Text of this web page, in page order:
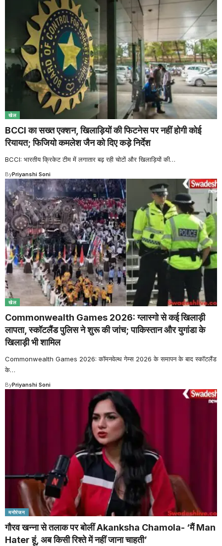
खेल
BCCI का सख्त एक्शन, खिलाड़ियों की फिटनेस पर नहीं होगी कोई
रियायत; फिजियो कमलेश जैन को दिए कड़े निर्देश
BCCI: भारतीय क्रिकेट टीम में लगातार बढ़ रही चोटों और खिलाड़ियों की…
ByPriyanshi Soni
खेल
Commonwealth Games 2026: ग्लास्गो से कई खिलाड़ी
लापता, स्कॉटलैंड पुलिस ने शुरू की जांच; पाकिस्तान और युगांडा के
खिलाड़ी भी शामिल
Commonwealth Games 2026: कॉमनवेल्थ गेम्स 2026 के समापन के बाद स्कॉटलैंड
के…
ByPriyanshi Soni
मनोरंजन
गौरव खन्ना से तलाक पर बोलीं Akanksha Chamola- ‘मैं Man
Hater हूं, अब किसी रिश्ते में नहीं जाना चाहती’